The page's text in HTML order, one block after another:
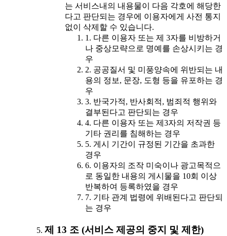
는 서비스내의 내용물이 다음 각호에 해당한
다고 판단되는 경우에 이용자에게 사전 통지
없이 삭제할 수 있습니다.
1. 다른 이용자 또는 제 3자를 비방하거
나 중상모략으로 명예를 손상시키는 경
우
2. 공공질서 및 미풍양속에 위반되는 내
용의 정보, 문장, 도형 등을 유포하는 경
우
3. 반국가적, 반사회적, 범죄적 행위와
결부된다고 판단되는 경우
4. 다른 이용자 또는 제3자의 저작권 등
기타 권리를 침해하는 경우
5. 게시 기간이 규정된 기간을 초과한
경우
6. 이용자의 조작 미숙이나 광고목적으
로 동일한 내용의 게시물을 10회 이상
반복하여 등록하였을 경우
7. 기타 관계 법령에 위배된다고 판단되
는 경우
제 13 조 (서비스 제공의 중지 및 제한)